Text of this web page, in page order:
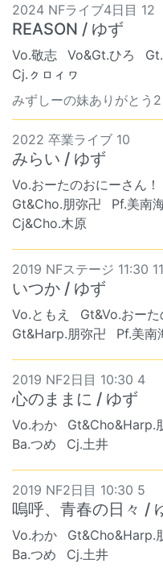
2024 NFライブ4日目 12
REASON / ゆず
Vo.敬志 Vo&Gt.ひろ
Cj.ㇰㇿィヮ
みずしーの妹ありがとう2
2022 卒業ライブ 10
みらい / ゆず
Vo.おーたのおにーさん！
Gt&Cho.朋弥卍
Pf.美南
Cj&Cho.木原
2019 NFステージ 11:30 11
いつか / ゆず
Vo.ともえ
Gt&Vo.おーた
Gt&Harp.朋弥卍
Pf.美南
2019 NF2日目 10:30 4
心のままに / ゆず
Vo.わか Gt&Cho&Harp.
Ba.つめ
Cj.土井
2019 NF2日目 10:30 5
嗚呼、青春の日々 /
Vo.わか Gt&Cho&Harp.
Ba.つめ
Cj.土井